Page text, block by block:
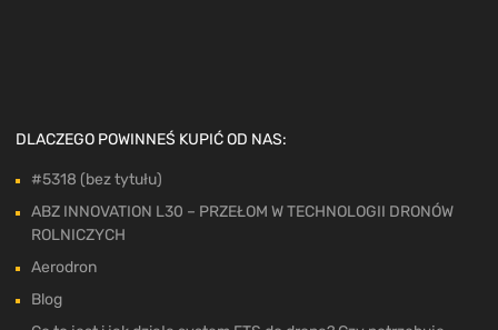
DLACZEGO POWINNEŚ KUPIĆ OD NAS:
#5318 (bez tytułu)
ABZ INNOVATION L30 – PRZEŁOM W TECHNOLOGII DRONÓW
ROLNICZYCH
Aerodron
Blog